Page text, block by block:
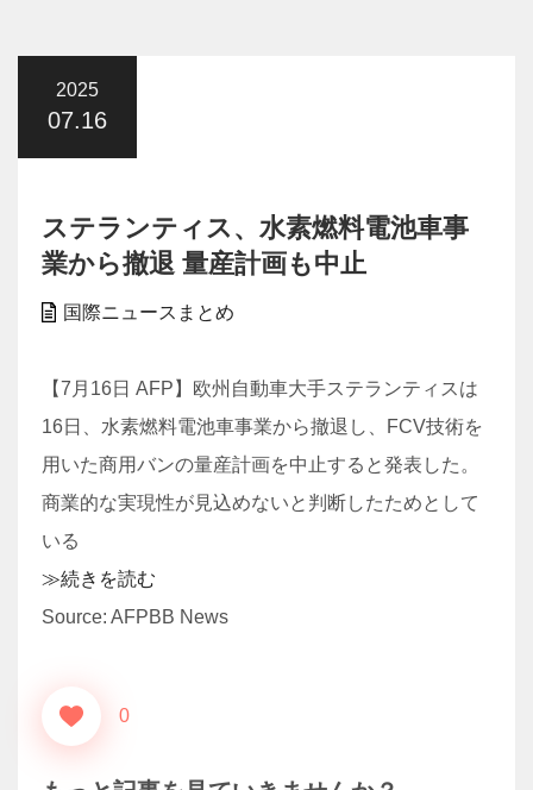
2025
07.16
ステランティス、水素燃料電池車事
業から撤退 量産計画も中止
国際ニュースまとめ
【7月16日 AFP】欧州自動車大手ステランティスは
16日、水素燃料電池車事業から撤退し、FCV技術を
用いた商用バンの量産計画を中止すると発表した。
商業的な実現性が見込めないと判断したためとして
いる
≫続きを読む
Source: AFPBB News
0